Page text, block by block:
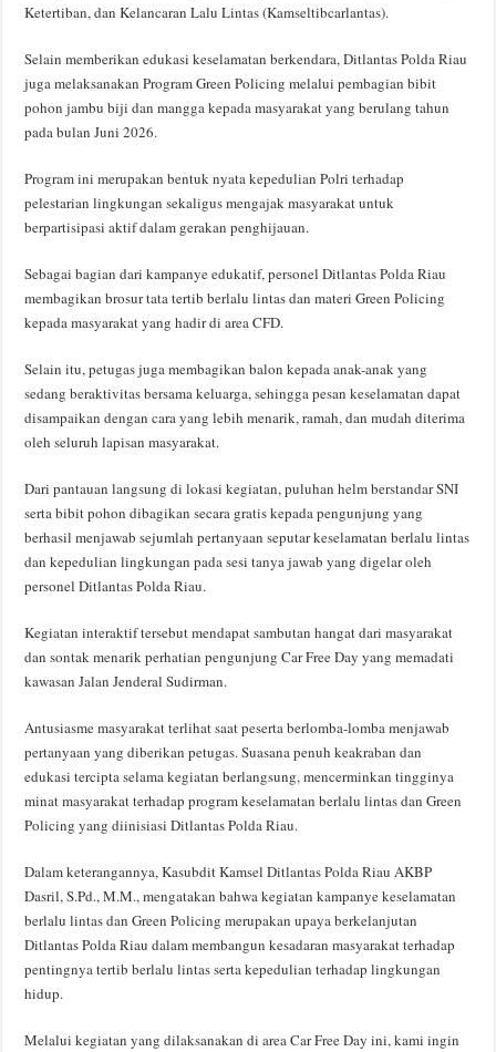
Ketertiban, dan Kelancaran Lalu Lintas (Kamseltibcarlantas).
Selain memberikan edukasi keselamatan berkendara, Ditlantas Polda Riau
juga melaksanakan Program Green Policing melalui pembagian bibit
pohon jambu biji dan mangga kepada masyarakat yang berulang tahun
pada bulan Juni 2026.
Program ini merupakan bentuk nyata kepedulian Polri terhadap
pelestarian lingkungan sekaligus mengajak masyarakat untuk
berpartisipasi aktif dalam gerakan penghijauan.
Sebagai bagian dari kampanye edukatif, personel Ditlantas Polda Riau
membagikan brosur tata tertib berlalu lintas dan materi Green Policing
kepada masyarakat yang hadir di area CFD.
Selain itu, petugas juga membagikan balon kepada anak-anak yang
sedang beraktivitas bersama keluarga, sehingga pesan keselamatan dapat
disampaikan dengan cara yang lebih menarik, ramah, dan mudah diterima
oleh seluruh lapisan masyarakat.
Dari pantauan langsung di lokasi kegiatan, puluhan helm berstandar SNI
serta bibit pohon dibagikan secara gratis kepada pengunjung yang
berhasil menjawab sejumlah pertanyaan seputar keselamatan berlalu lintas
dan kepedulian lingkungan pada sesi tanya jawab yang digelar oleh
personel Ditlantas Polda Riau.
Kegiatan interaktif tersebut mendapat sambutan hangat dari masyarakat
dan sontak menarik perhatian pengunjung Car Free Day yang memadati
kawasan Jalan Jenderal Sudirman.
Antusiasme masyarakat terlihat saat peserta berlomba-lomba menjawab
pertanyaan yang diberikan petugas. Suasana penuh keakraban dan
edukasi tercipta selama kegiatan berlangsung, mencerminkan tingginya
minat masyarakat terhadap program keselamatan berlalu lintas dan Green
Policing yang diinisiasi Ditlantas Polda Riau.
Dalam keterangannya, Kasubdit Kamsel Ditlantas Polda Riau AKBP
Dasril, S.Pd., M.M., mengatakan bahwa kegiatan kampanye keselamatan
berlalu lintas dan Green Policing merupakan upaya berkelanjutan
Ditlantas Polda Riau dalam membangun kesadaran masyarakat terhadap
pentingnya tertib berlalu lintas serta kepedulian terhadap lingkungan
hidup.
Melalui kegiatan yang dilaksanakan di area Car Free Day ini, kami ingin